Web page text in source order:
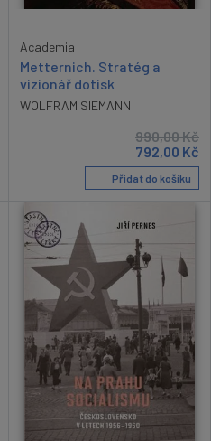
Academia
Metternich. Stratég a
vizionář dotisk
WOLFRAM SIEMANN
990,00Kč
792,00 Kč
Přidat do košíku